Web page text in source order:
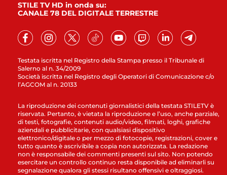
Testata iscritta nel Registro della Stampa presso il Tribunale di
Salerno al n. 34/2009
Società iscritta nel Registro degli Operatori di Comunicazione c/o
l’AGCOM al n. 20133
STILE TV HD in onda su:
CANALE 78 DEL DIGITALE TERRESTRE
La riproduzione dei contenuti giornalistici della testata STILETV è
riservata. Pertanto, è vietata la riproduzione e l’uso, anche parziale,
di testi, fotografie, contenuti audio/video, filmati, loghi, grafiche
aziendali e pubblicitarie, con qualsiasi dispositivo
elettronico/digitale o per mezzo di fotocopie, registrazioni, cover e
tutto quanto è ascrivibile a copia non autorizzata. La redazione
non è responsabile dei commenti presenti sul sito. Non potendo
esercitare un controllo continuo resta disponibile ad eliminarli su
segnalazione qualora gli stessi risultano offensivi e oltraggiosi.